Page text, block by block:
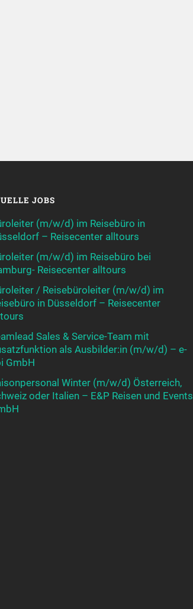
JOBS
(m/w/d) im Reisebüro in
– Reisecenter alltours
(m/w/d) im Reisebüro bei
Reisecenter alltours
/ Reisebüroleiter (m/w/d) im
in Düsseldorf – Reisecenter
Sales & Service-Team mit
als Ausbilder:in (m/w/d) – e-
GmbH
Winter (m/w/d) Österreich,
oder Italien – E&P Reisen und Events